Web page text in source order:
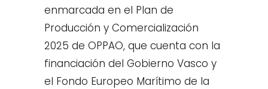
enmarcada en el Plan de
Producción y Comercialización
2025 de OPPAO, que cuenta con la
financiación del Gobierno Vasco y
el Fondo Europeo Marítimo de la